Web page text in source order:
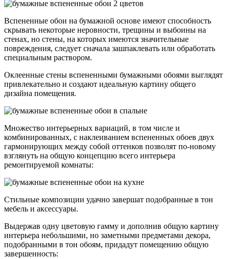
Вспененные обои на бумажной основе имеют способность
скрывать некоторые неровности, трещины и выбоины на
стенах, но стены, на которых имеются значительные
повреждения, следует сначала зашпаклевать или обработать
специальным раствором.
Оклеенные стены вспененными бумажными обоями выглядят
привлекательно и создают идеальную картину общего
дизайна помещения.
Множество интерьерных вариаций, в том числе и
комбинированных, с наклеиванием вспененных обоев двух
гармонирующих между собой оттенков позволят по-новому
взглянуть на общую концепцию всего интерьера
ремонтируемой комнаты:
Стильные композиции удачно завершат подобранные в тон
мебель и аксессуары.
Выдержав одну цветовую гамму и дополнив общую картину
интерьера небольшими, но заметными предметами декора,
подобранными в тон обоям, придадут помещению общую
завершенность: